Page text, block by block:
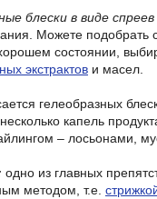
блески в виде спреев
Можете подобрать
состоянии,
экстрактов и масел.
гелеобразных
капель
– лосьонами,
одно из главных
методом, т.е.